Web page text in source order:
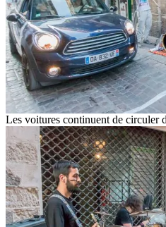
Les voitures continuent de circuler